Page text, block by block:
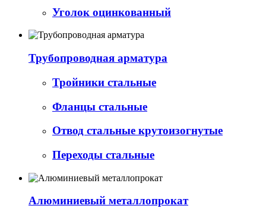
Уголок оцинкованный
Трубопроводная арматура
Тройники стальные
Фланцы стальные
Отвод стальные крутоизогнутые
Переходы стальные
Алюминиевый металлопрокат